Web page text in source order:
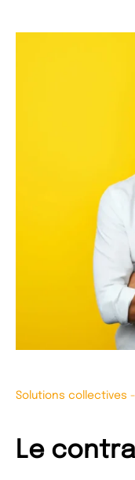
Solutions collectives -
Le